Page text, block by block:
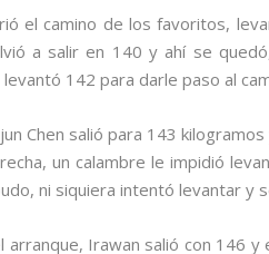
el camino de los favoritos,
a salir en 140 y ahí se
142 para darle paso al
Chen salió para 143
un calambre le impidió
ni siquiera intentó levantar y
arranque, Irawan salió con 146